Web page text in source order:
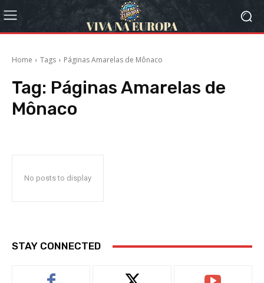
Home Tags Páginas Amarelas de Mônaco
Tag: Páginas Amarelas de
Mônaco
No posts to display
STAY CONNECTED